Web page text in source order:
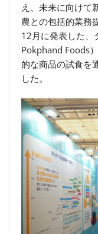
え、未来に向けて
農との包括的業務
12月に発表した、
Pokphand Foods
的な商品の試食を
した。